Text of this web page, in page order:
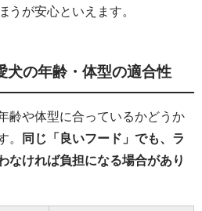
うが安心といえます。
の年齢・体型の適合性
齢や体型に合っているかどうか
。
同じ「良いフード」でも、ラ
なければ負担になる場合があり